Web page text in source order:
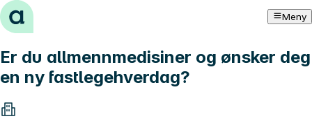
Hopp til innhold Meny
Er du allmennmedisiner og ønsker deg
en ny fastlegehverdag?